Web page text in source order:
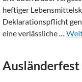
heftiger
Deklarationspflicht
eine verlässliche …
Ausländerfest